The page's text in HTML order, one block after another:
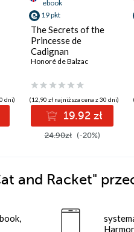
dni)
ebook
19 pkt
The Secrets of the
Princesse de
Cadignan
Honoré de Balzac
(12,90 zł najniższa cena z 30 dni)
19.92 zł
24.90zł (-20%)
and Racket"